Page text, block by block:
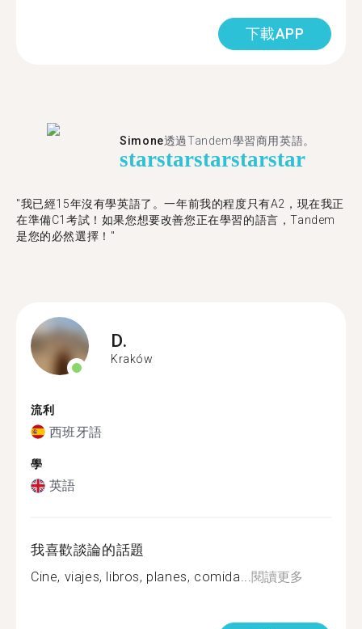
下載APP
Simone透過Tandem學習商用英語。
starstarstarstarstar
"我已經15年沒有學英語了。一年前我的程度只有A2，現在我正
在準備C1考試！如果您想要改善您正在學習的語言，Tandem
是您的必然選擇！"
D.
Kraków
流利
西班牙語
學
英語
我喜歡談論的話題
Cine, viajes, libros, planes, comida...閱讀更多